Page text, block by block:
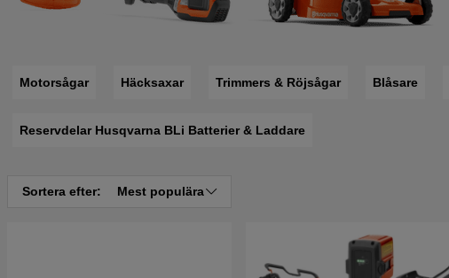
Motorsågar Häcksaxar Trimmers & Röjsågar Blåsare
Reservdelar Husqvarna BLi Batterier & Laddare
Sortera efter: Mest populära